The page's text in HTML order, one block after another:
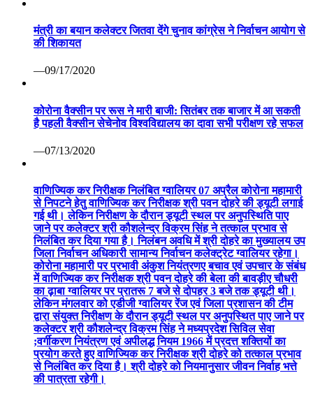
मंत्री का बयान कलेक्टर जितवा देंगे चुनाव कांग्रेस ने निर्वाचन आयोग से
की शिकायत
—09/17/2020
कोरोना वैक्सीन पर रूस ने मारी बाजी: सितंबर तक बाजार में आ सकती
है पहली वैक्सीन सेचेनोव विश्वविद्यालय का दावा सभी परीक्षण रहे सफल
—07/13/2020
वाणिज्यिक कर निरीक्षक निलंबित ग्वालियर 07 अप्रैल कोरोना महामारी
से निपटने हेतु वाणिज्यिक कर निरीक्षक श्री पवन दोहरे की ड्यूटी लगाई
गई थी। लेकिन निरीक्षण के दौरान ड्यूटी स्थल पर अनुपस्थिति पाए
जाने पर कलेक्टर श्री कौशलेन्द्र विक्रम सिंह ने तत्काल प्रभाव से
निलंबित कर दिया गया है। निलंबन अवधि में श्री दोहरे का मुख्यालय उप
जिला निर्वाचन अधिकारी सामान्य निर्वाचन कलेक्ट्रेट ग्वालियर रहेगा।
कोरोना महामारी पर प्रभावी अंकुश नियंत्रणए बचाव एवं उपचार के संबंध
में वाणिज्यिक कर निरीक्षक श्री पवन दोहरे की बेला की बावड़ीए चौधरी
का ढ़ाबा ग्वालियर पर प्रातरू 7 बजे से दोपहर 3 बजे तक ड्यूटी थी।
लेकिन मंगलवार को एडीजी ग्वालियर रेंज एवं जिला प्रशासन की टीम
द्वारा संयुक्त निरीक्षण के दौरान ड्यूटी स्थल पर अनुपस्थित पाए जाने पर
कलेक्टर श्री कौशलेन्द्र विक्रम सिंह ने मध्यप्रदेश सिविल सेवा
;वर्गीकरण नियंत्रण एवं अपीलद्ध नियम 1966 में प्रदत्त शक्तियों का
प्रयोग करते हुए वाणिज्यिक कर निरीक्षक श्री दोहरे को तत्काल प्रभाव
से निलंबित कर दिया है। श्री दोहरे को नियमानुसार जीवन निर्वाह भत्ते
की पात्रता रहेगी।